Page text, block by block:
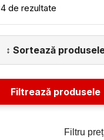
de rezultate
Filtru preț